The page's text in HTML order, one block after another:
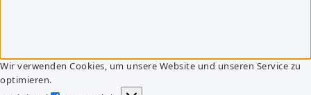
Wir verwenden Cookies, um unsere Website und unseren Service zu
optimieren.